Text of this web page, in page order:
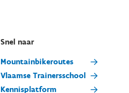
Snel naar
Mountainbikeroutes
Vlaamse Trainersschool
Kennisplatform